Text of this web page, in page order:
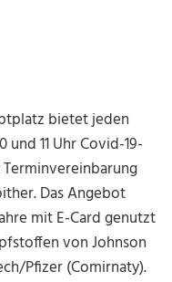
bietet jeden
11 Uhr Covid-19-
Das Angebot
mit E-Card genutzt
von Johnson
Pfizer (Comirnaty).